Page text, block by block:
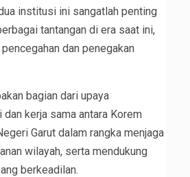
institusi ini sangatlah penting
tantangan di era saat ini,
dan penegakan
bagian dari upaya
kerja sama antara Korem
Garut dalam rangka menjaga
wilayah, serta mendukung
berkeadilan.